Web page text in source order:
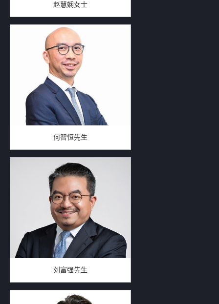
赵慧娴女士
何智恒先生
刘富强先生